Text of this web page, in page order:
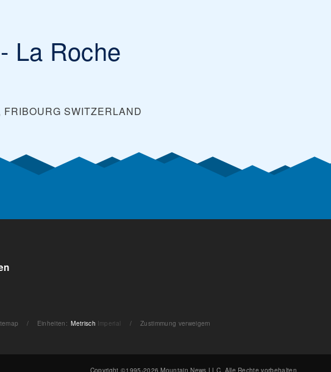
La Roche
FRIBOURG SWITZERLAND
/ Einheiten : Metrisch Imperial / Zustimmung verweigern
Copyright ©1995-2026 Mountain News LLC. Alle Rechte vorbehalten.